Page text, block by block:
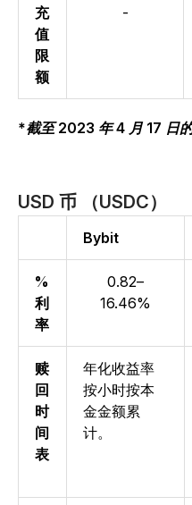
充
值
限
额
-
*截至 2023 年 4 月 17 日
USD 币 （USDC）
Bybit
%
利
率
0.82–
16.46%
赎
回
时
间
表
年化收益率
按小时按本
金金额累
计。